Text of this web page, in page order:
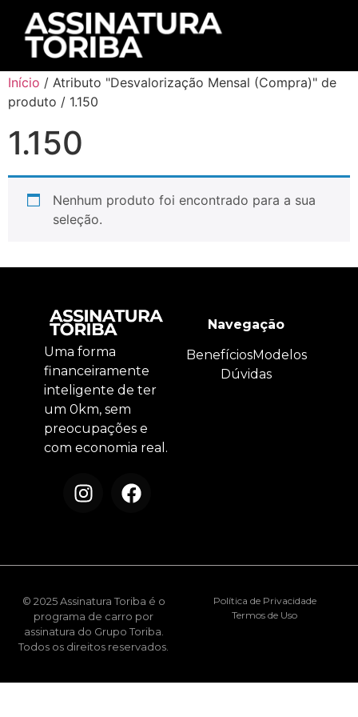
Início / Atributo "Desvalorização Mensal (Compra)" de
produto / 1.150
1.150
Nenhum produto foi encontrado para a sua
seleção.
Uma forma
financeiramente
inteligente de ter
um 0km, sem
preocupações e
com economia real.
Navegação
BenefíciosModelos
Dúvidas
© 2025 Assinatura Toriba é o
programa de carro por
assinatura do Grupo Toriba.
Todos os direitos reservados.
Política de Privacidade
Termos de Uso